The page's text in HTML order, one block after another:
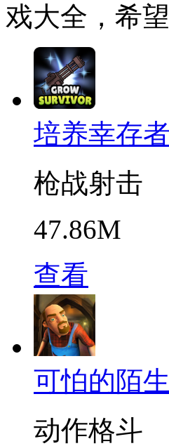
戏大全，希
培养幸存
枪战射击
47.86M
查看
可怕的陌
动作格斗